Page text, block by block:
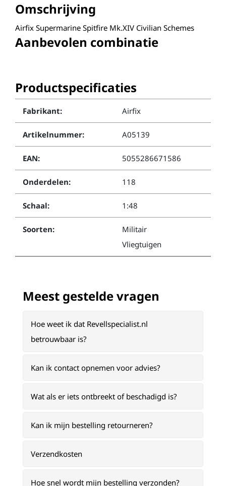
Omschrijving
Airfix Supermarine Spitfire Mk.XIV Civilian Schemes
Aanbevolen combinatie
Productspecificaties
Fabrikant: Airfix
Artikelnummer: A05139
EAN: 5055286671586
Onderdelen: 118
Schaal: 1:48
Soorten:
Militair
Vliegtuigen
Meest gestelde vragen
Hoe weet ik dat Revellspecialist.nl
betrouwbaar is?
Kan ik contact opnemen voor advies?
Wat als er iets ontbreekt of beschadigd is?
Kan ik mijn bestelling retourneren?
Verzendkosten
Hoe snel wordt mijn bestelling verzonden?